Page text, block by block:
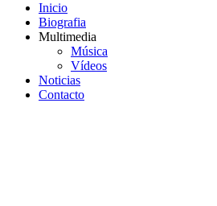
Inicio
Biografia
Multimedia
Música
Vídeos
Noticias
Contacto